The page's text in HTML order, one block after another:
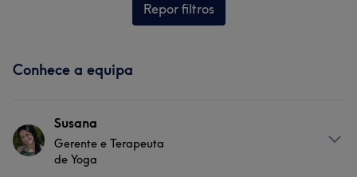
Repor filtros
Conhece a equipa
Susana
Gerente e Terapeuta
de Yoga